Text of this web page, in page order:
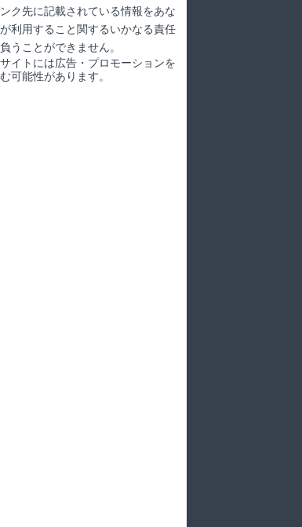
ンク先に記載されている情報をあな
利用すること関するいかなる責任
うことができません。
イトには広告・プロモーションを
可能性があります。